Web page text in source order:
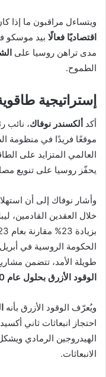
ويتساءل مراقبون ما إذا
اقتصاديًا فعالًا بيد موسكو
مدى تراهن روسيا على
الطموح.
إستراتيجية طاقوية
أكد ألكسندر نوفاك، نائب
موقعًا فريدًا في منظومة
العالمي المتزايد على
يحفّز روسيا على تنويع
خلال العقدين القادمين،
طويلة الأمد، تتضمن
الوقود الأزرق بحلول عام 2030
ويُعرّف الوقود الأزرق بأنه
احتجاز انبعاثات ثاني
الهيدروجين الرمادي
الانبعاثات.